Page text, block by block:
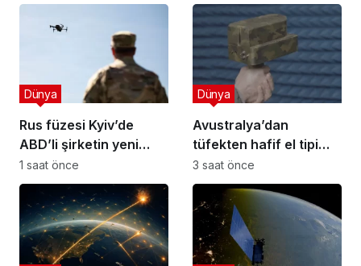
Rus füzesi Kyiv’de
ABD’li şirketin yeni
drone tesisini vurdu
Dünya
1 saat önce
Avustralya’dan
tüfekten hafif el tipi
dron savar: Rakurai
Dünya
3 saat önce